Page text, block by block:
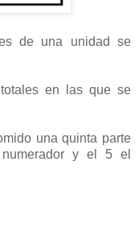
de una unidad se
en las que se
una quinta parte
y el 5 el